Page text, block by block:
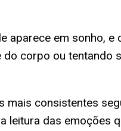
em sonho,
corpo ou tentando
consistentes
das emoções